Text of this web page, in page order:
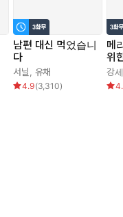
남편 대신 먹었습니
다
서닐, 유채
4.9(3,310)
메
위
강